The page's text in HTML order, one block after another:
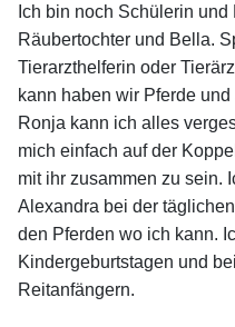
Ich bin noch Schülerin
Räubertochter und Bella.
Tierarzthelferin oder
kann haben wir Pferde
Ronja kann ich alles
mich einfach auf der
mit ihr zusammen zu sein.
Alexandra bei der
den Pferden wo ich kann.
Kindergeburtstagen und
Reitanfängern.